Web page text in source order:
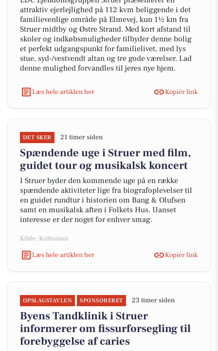
attraktiv ejerlejlighed på 112 kvm beliggende i det
familievenlige område på Elmevej, kun 1½ km fra
Struer midtby og Østre Strand. Med kort afstand til
skoler og indkøbsmuligheder tilbyder denne bolig
et perfekt udgangspunkt for familielivet, med lys
stue, syd-/vestvendt altan og tre gode værelser. Lad
denne mulighed forvandles til jeres nye hjem.
Læs hele artiklen her Kopiér link
DET SKER 21 timer siden
Spændende uge i Struer med film,
guidet tour og musikalsk koncert
I Struer byder den kommende uge på en række
spændende aktiviteter lige fra biografoplevelser til
en guidet rundtur i historien om Bang & Olufsen
samt en musikalsk aften i Folkets Hus. Uanset
interesse er der noget for enhver smag.
Kilde: Kultunaut
Læs hele artiklen her
Kopiér link
OPSLAGSTAVLEN SPONSORERET 23 timer siden
Byens Tandklinik i Struer
informerer om fissurforsegling til
forebyggelse af caries